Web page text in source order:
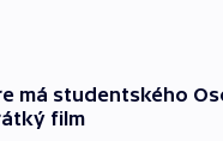
má studentského
film